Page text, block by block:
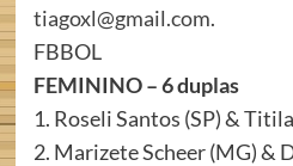
tiagoxl@gmail.com.
FBBOL
FEMININO – 6 duplas
1. Roseli Santos (SP) &
2. Marizete Scheer (MG) &